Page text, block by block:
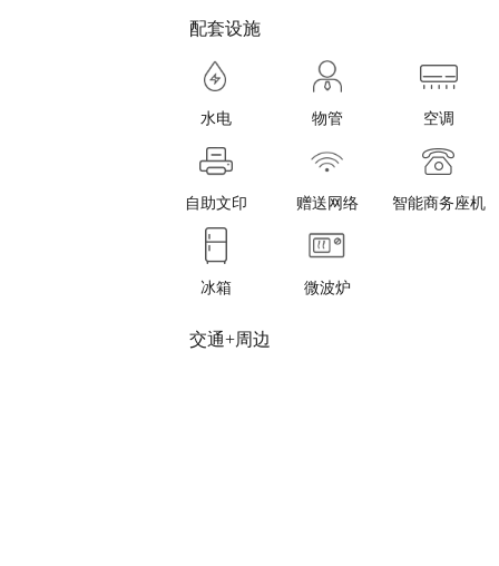
配套设施
水电 物管 空调
自助文印 赠送网络 智能商务座机
冰箱 微波炉
交通+周边